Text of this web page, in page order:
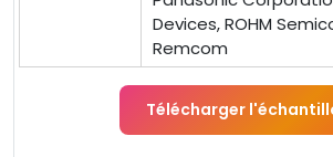
Devices, ROHM
Remcom
Télécharger